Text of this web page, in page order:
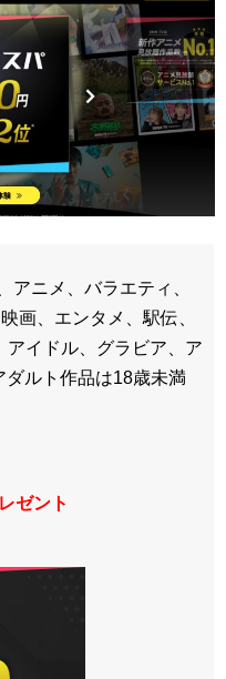
アニメ、バラエティ、
画、エンタメ、駅伝、
アイドル、グラビア、ア
ダルト作品は18歳未満
ゼント